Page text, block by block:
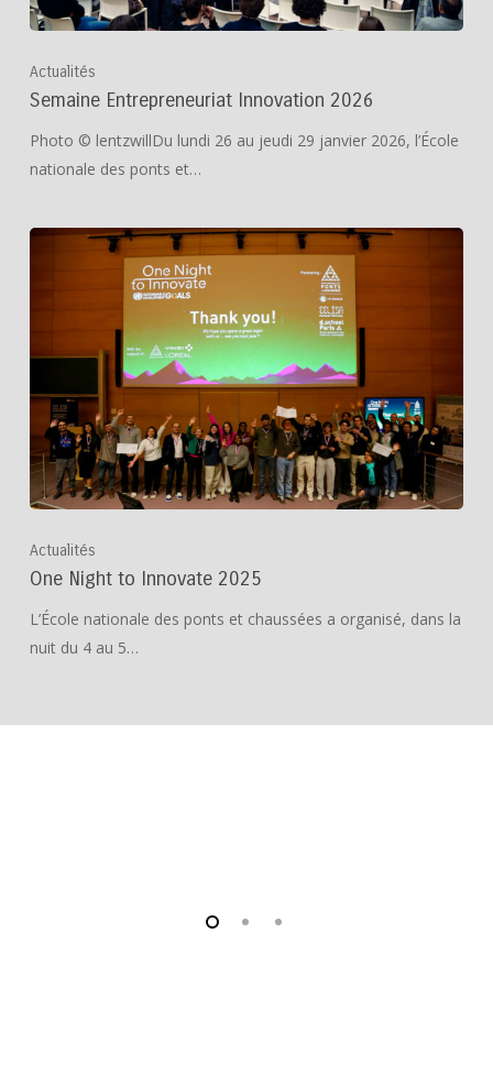
Actualités
Semaine Entrepreneuriat Innovation 2026
Photo © lentzwillDu lundi 26 au jeudi 29 janvier 2026, l’École
nationale des ponts et…
Actualités
One Night to Innovate 2025
L’École nationale des ponts et chaussées a organisé, dans la
nuit du 4 au 5…